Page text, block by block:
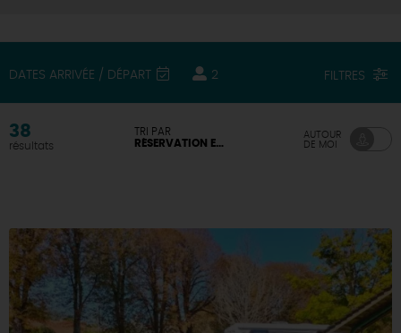
DATES ARRIVÉE / DÉPART 2 FILTRES
38
résultats
TRI PAR
RÉSERVATION EN LIGNE DISPONIBLE
AUTOUR
DE MOI